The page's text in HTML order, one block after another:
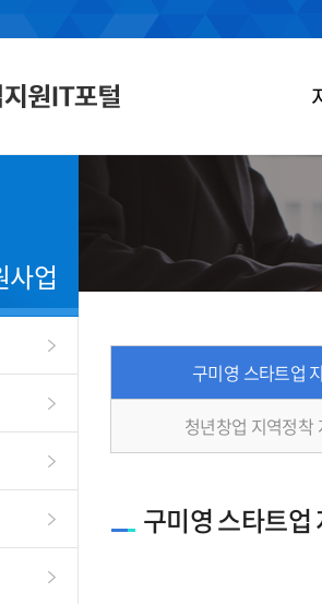
사업
구미영 스타트업
청년창업 지역정착
구미영 스타트업